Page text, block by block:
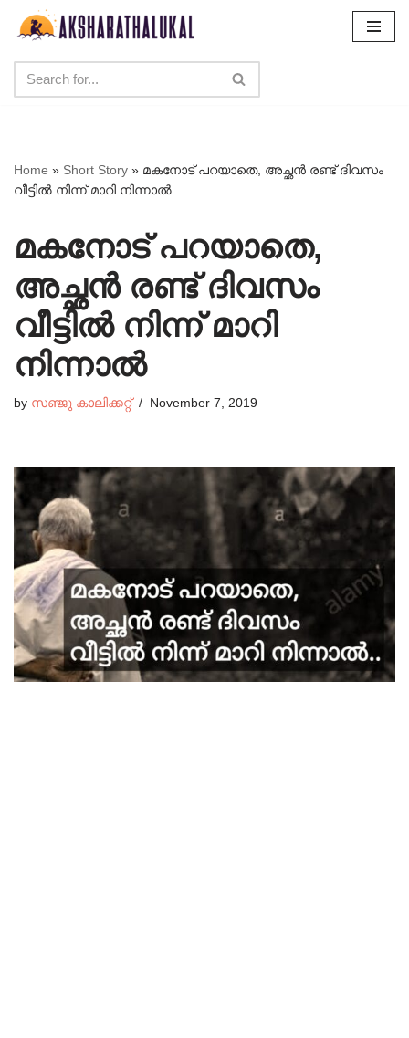
content
Home » Short Story » മകനോട് പറയാതെ, അച്ഛൻ രണ്ട് ദിവസം
വീട്ടിൽ നിന്ന് മാറി നിന്നാൽ
മകനോട് പറയാതെ,
അച്ഛൻ രണ്ട് ദിവസം
വീട്ടിൽ നിന്ന് മാറി
നിന്നാൽ
by സഞ്ജു കാലിക്കറ്റ് November 7, 2019